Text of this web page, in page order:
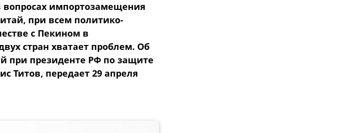
вопросах импортозамещения
при всем политико-
с Пекином в
стран хватает проблем. Об
при президенте РФ по защите
Титов, передает 29 апреля